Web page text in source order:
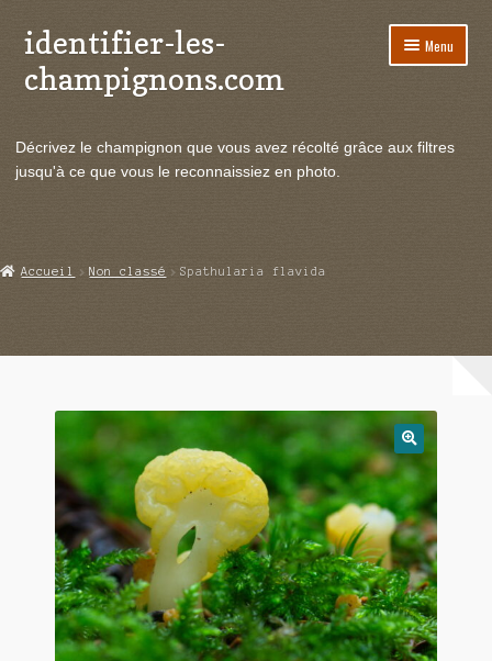
Aller
à
la
Aller
au
contenu
identifier-les-
champignons.com
Menu
le
Actualités
Echanges et contacts
Décrivez le champignon que vous avez récolté grâce aux filtres
jusqu'à ce que vous le reconnaissiez en photo.
Accueil Non classé Spathularia flavida